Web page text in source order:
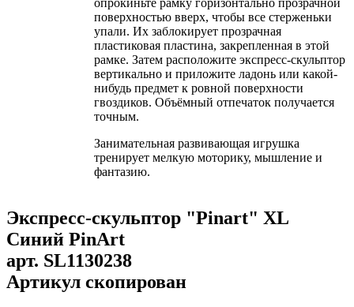
опрокиньте рамку горизонтально прозрачной
поверхностью вверх, чтобы все стерженьки
упали. Их заблокирует прозрачная
пластиковая пластина, закрепленная в этой
рамке. Затем расположите экспресс-скульптор
вертикально и приложите ладонь или какой-
нибудь предмет к ровной поверхности
гвоздиков. Объёмный отпечаток получается
точным.
Занимательная развивающая игрушка
тренирует мелкую моторику, мышление и
фантазию.
Экспресс-скульптор "Pinart" XL
Синий PinArt
арт. SL1130238
Артикул скопирован